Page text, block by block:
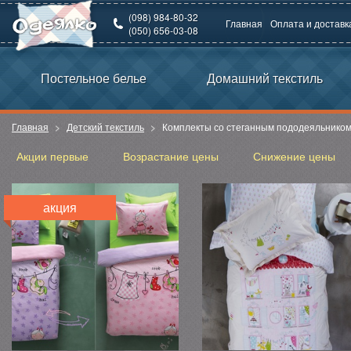
(098) 984-80-32
(050) 656-03-08
Главная Оплата и
Постельное белье Домашний текстиль
Главная Детский текстиль Комплекты со стеганным пододеяльником
Акции первые Возрастание цены Снижение цены
акция